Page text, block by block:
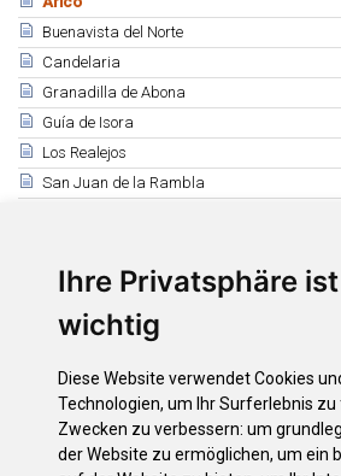
Ihre Privatsphäre
wichtig
Diese Website verwendet Cookies
Technologien, um Ihr Surferlebnis
Zwecken zu verbessern: um
der Website zu ermöglichen, um ein
Buenavista del Norte
Candelaria
Granadilla de Abona
Guía de Isora
Los Realejos
San Juan de la Rambla
Los Silos
Tegueste
Vilaflor
Güímar
Königliches Zollhaus (Casa de la Real